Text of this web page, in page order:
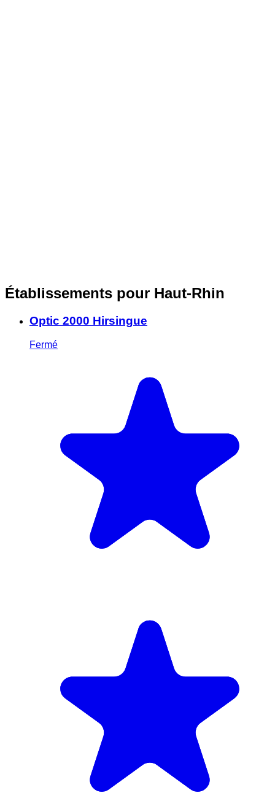
Établissements pour Haut-Rhin
Optic 2000 Hirsingue
Fermé